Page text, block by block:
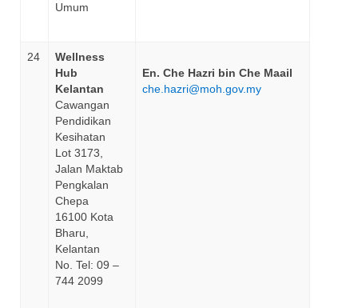
Umum
24
Wellness
Hub
Kelantan
Cawangan
Pendidikan
Kesihatan
Lot 3173,
Jalan Maktab
Pengkalan
Chepa
16100 Kota
Bharu,
Kelantan
No. Tel: 09 –
744 2099
En. Che Hazri bin Che Maail
che.hazri@moh.gov.my